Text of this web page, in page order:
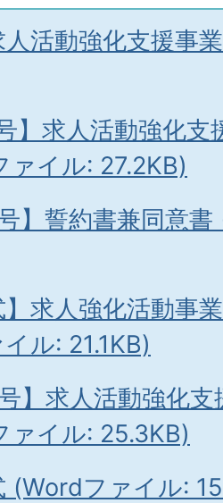
人活動強化支援事
】求人活動強化
ァイル: 27.2KB)
号】誓約書兼同意
】求人強化活動事
ル: 21.1KB)
号】求人活動強化
ァイル: 25.3KB)
(Wordファイル: